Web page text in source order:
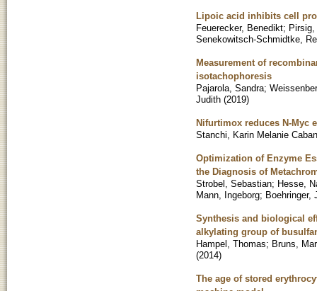
Lipoic acid inhibits cell
Feuerecker, Benedikt; Pirsig,
Senekowitsch-Schmidtke,
Measurement of
isotachophoresis
Pajarola, Sandra;
Judith (2019)
Nifurtimox reduces N-Myc
Stanchi, Karin Melanie
Optimization of Enzyme
the Diagnosis of
Strobel, Sebastian; Hesse,
Mann, Ingeborg; Boehringer,
Synthesis and biological
alkylating group of
Hampel, Thomas; Bruns,
(2014)
The age of stored